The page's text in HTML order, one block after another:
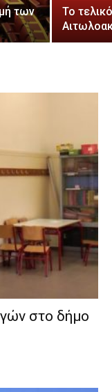
των
Το
στο δήμο